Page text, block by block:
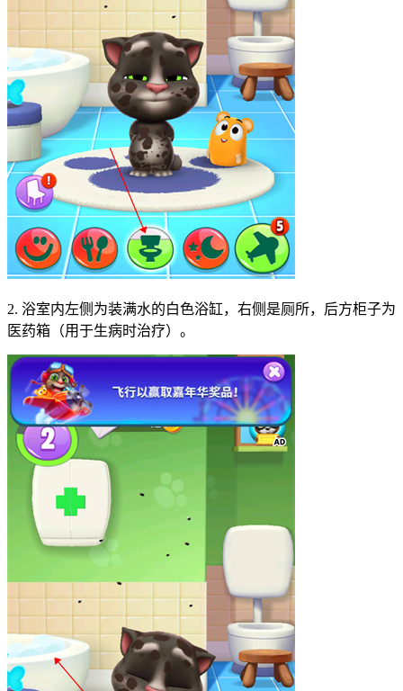
2. 浴室内左侧为装满水的白色浴缸，右侧是厕所，后方柜子为
医药箱（用于生病时治疗）。